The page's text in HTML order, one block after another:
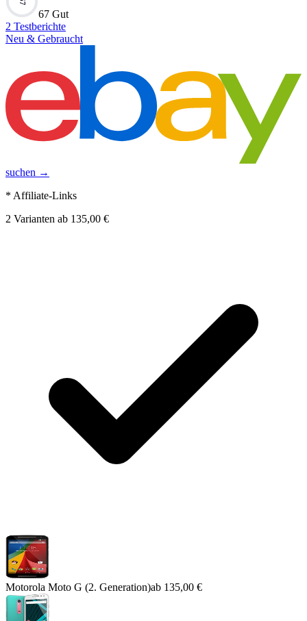
67 Gut
2 Testberichte
Neu & Gebraucht
suchen →
* Affiliate-Links
2 Varianten ab 135,00 €
Motorola Moto G (2. Generation)ab 135,00 €